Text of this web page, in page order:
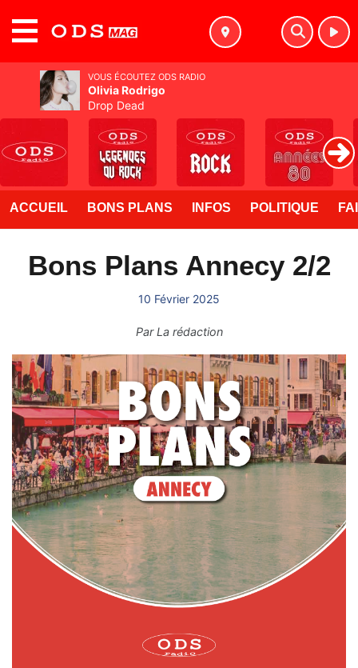
ACCUEIL BONS PLANS INFOS POLITIQUE
Bons Plans Annecy 2/2
10 Février 2025
ParLa rédaction
VOUS ÉCOUTEZ ODS RADIO
Olivia Rodrigo
Drop Dead